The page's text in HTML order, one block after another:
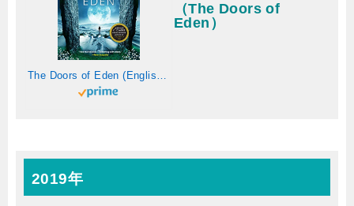
The Doors of Eden (English Edition)
（The Doors of
Eden）
2019年